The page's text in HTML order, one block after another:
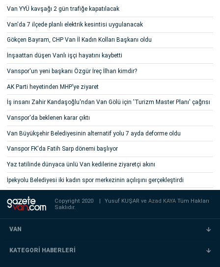
Van YYÜ kavşağı 2 gün trafiğe kapatılacak
Van'da 7 ilçede planlı elektrik kesintisi uygulanacak
Gökçen Bayram, CHP Van İl Kadın Kolları Başkanı oldu
İnşaattan düşen Vanlı işçi hayatını kaybetti
Vanspor'un yeni başkanı Özgür İreç İlhan kimdir?
AK Parti heyetinden MHP’ye ziyaret
İş insanı Zahir Kandaşoğlu'ndan Van Gölü için 'Turizm Master Planı' çağrısı
Vanspor'da beklenen karar çıktı
Van Büyükşehir Belediyesinin alternatif yolu 7 ayda deforme oldu
Vanspor FK'da Fatih Sarp dönemi başlıyor
Yaz tatilinde dünyaca ünlü Van kedilerine ziyaretçi akını
İpekyolu Belediyesi iki kadın spor merkezinin açılışını gerçekleştirdi
Copyright 2020 Yusuf KUŞAR veAzad KAYATüm Hakları
Saklıdır.
VAN
KATEGORİ HABERLERİ